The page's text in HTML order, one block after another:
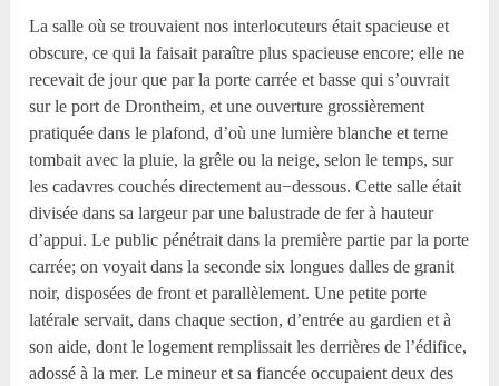
La salle où se trouvaient nos interlocuteurs était spacieuse et
obscure, ce qui la faisait paraître plus spacieuse encore; elle ne
recevait de jour que par la porte carrée et basse qui s’ouvrait
sur le port de Drontheim, et une ouverture grossièrement
pratiquée dans le plafond, d’où une lumière blanche et terne
tombait avec la pluie, la grêle ou la neige, selon le temps, sur
les cadavres couchés directement au−dessous. Cette salle était
divisée dans sa largeur par une balustrade de fer à hauteur
d’appui. Le public pénétrait dans la première partie par la porte
carrée; on voyait dans la seconde six longues dalles de granit
noir, disposées de front et parallèlement. Une petite porte
latérale servait, dans chaque section, d’entrée au gardien et à
son aide, dont le logement remplissait les derrières de l’édifice,
adossé à la mer. Le mineur et sa fiancée occupaient deux des